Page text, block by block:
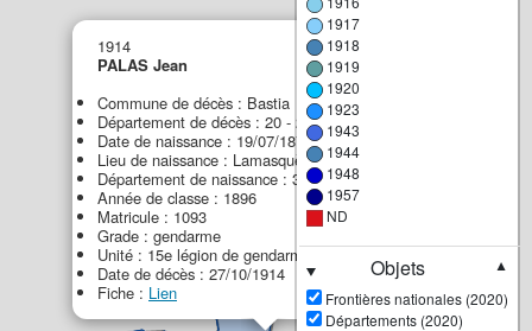
1914
PALAS Jean
Commune de décès : Bastia
Département de décès : 20 - 2B - Haute-Corse
Date de naissance : 19/07/1876
Lieu de naissance : Lamasquère
Département de naissance : 31 - Haute-Garonne
Année de classe : 1896
Matricule : 1093
Grade : gendarme
Unité : 15e légion de gendarmerie (15e LG)
Date de décès : 27/10/1914
Fiche : Lien
1917
1918
1919
1920
1923
1943
1944
1948
1957
ND
Objets
▼
Frontières nationales (2020)
Départements (2020)